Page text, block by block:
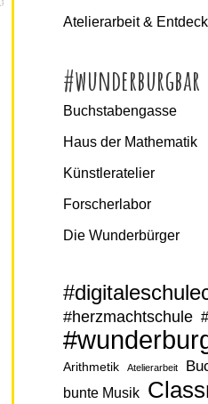
Atelierarbeit &
#wunderburgbar
Buchstabengasse
Haus der Mathematik
Künstleratelier
Forscherlabor
Die Wunderbürger
#herzmachtschule
Arithmetik Atelierarbeit
bunte Musik